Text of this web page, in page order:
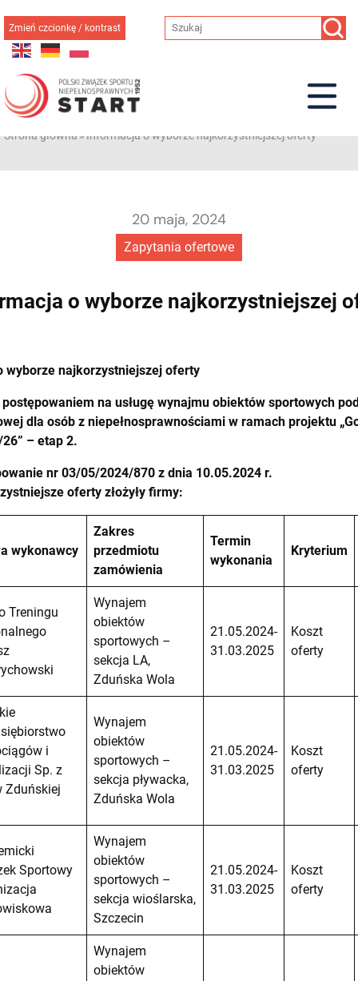
do
treści
Zmień czcionkę / kontrast
Strona główna»Informacja o wyborze najkorzystniejszej oferty
Zapytania ofertowe
20 maja, 2024
o wyborze najkorzystniejszej
wyborze najkorzystniejszej oferty
na usługę wynajmu obiektów sportowych
dla osób z niepełnosprawnościami w ramach projektu
– etap 2.
nr 03/05/2024/870 z dnia 10.05.2024 r.
oferty złożyły firmy:
wykonawcy
Zakres
przedmiotu
zamówienia
Termin
wykonania
Kryterium
Treningu
Wynajem
obiektów
sportowych –
sekcja LA,
Zduńska Wola
21.05.2024-
31.03.2025
Koszt
oferty
i
Sp. z
Zduńskiej
Wynajem
obiektów
sportowych –
sekcja pływacka,
Zduńska Wola
21.05.2024-
31.03.2025
Koszt
oferty
Sportowy
Wynajem
obiektów
sportowych –
sekcja wioślarska,
Szczecin
21.05.2024-
31.03.2025
Koszt
oferty
Wynajem
obiektów